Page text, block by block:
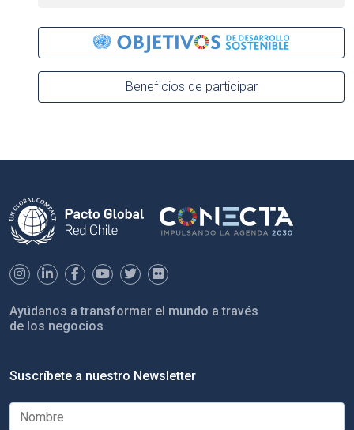
Beneficios de participar
Ayúdanos a transformar el mundo a través
de los negocios
Suscríbete a nuestro Newsletter